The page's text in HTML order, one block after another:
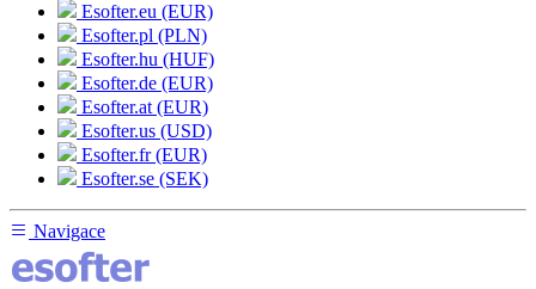
Esofter.eu (EUR)
Esofter.pl (PLN)
Esofter.hu (HUF)
Esofter.de (EUR)
Esofter.at (EUR)
Esofter.us (USD)
Esofter.fr (EUR)
Esofter.se (SEK)
Navigace